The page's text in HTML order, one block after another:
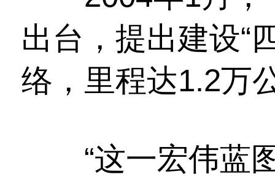
出台，提出建设“
络，里程达1.2万
“这一宏伟蓝图